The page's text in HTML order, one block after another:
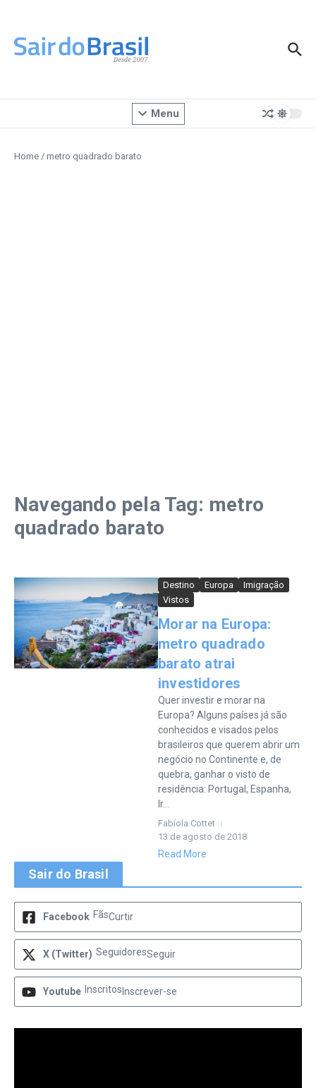
Menu
Home / metro quadrado barato
Navegando pela Tag: metro
quadrado barato
Destino Europa
Imigração
Vistos
Morar na Europa:
metro quadrado
barato atrai
investidores
Quer investir e morar na
Europa? Alguns países já são
conhecidos e visados pelos
brasileiros que querem abrir um
negócio no Continente e, de
quebra, ganhar o visto de
residência: Portugal, Espanha,
Ir...
Fabíola Cottet
13 de agosto de 2018
Read More
Sair do Brasil
Facebook FãsCurtir
X (Twitter) SeguidoresSeguir
Youtube Inscritos Inscrever-se